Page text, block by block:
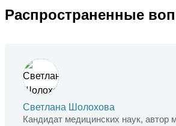
Распространенные
Светлана Шолохова
Кандидат медицинских наук, автор